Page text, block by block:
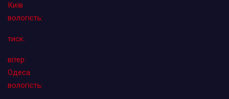
Київ
вологість:
тиск:
вітер:
Одеса
вологість: